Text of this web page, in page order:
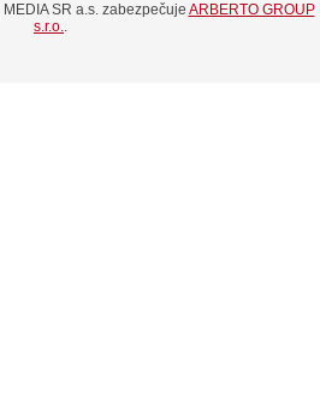
SR a.s. zabezpečuje ARBERTO GROUP
s.r.o..